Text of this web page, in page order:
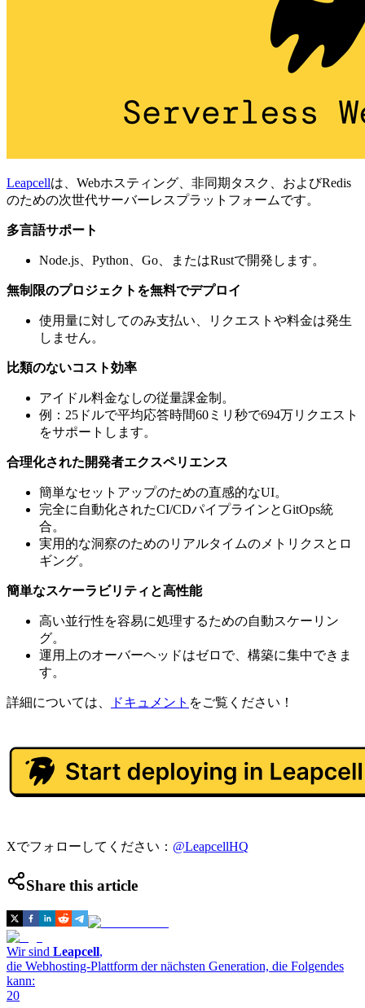
Leapcellは、Webホスティング、非同期タスク、およびRedis
のための次世代サーバーレスプラットフォームです。
多言語サポート
Node.js、Python、Go、またはRustで開発します。
無制限のプロジェクトを無料でデプロイ
使用量に対してのみ支払い、リクエストや料金は発生
しません。
比類のないコスト効率
アイドル料金なしの従量課金制。
例：25ドルで平均応答時間60ミリ秒で694万リクエスト
をサポートします。
合理化された開発者エクスペリエンス
簡単なセットアップのための直感的なUI。
完全に自動化されたCI/CDパイプラインとGitOps統
合。
実用的な洞察のためのリアルタイムのメトリクスとロ
ギング。
簡単なスケーラビリティと高性能
高い並行性を容易に処理するための自動スケーリン
グ。
運用上のオーバーヘッドはゼロで、構築に集中できま
す。
詳細については、 ドキュメント をご覧ください！
Xでフォローしてください： @LeapcellHQ
Share this article
Wir sind Leapcell,
die Webhosting-Plattform der nächsten Generation, die Folgendes
kann:
20